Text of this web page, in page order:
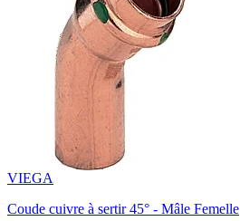
VIEGA
Coude cuivre à sertir 45° - Mâle Femelle